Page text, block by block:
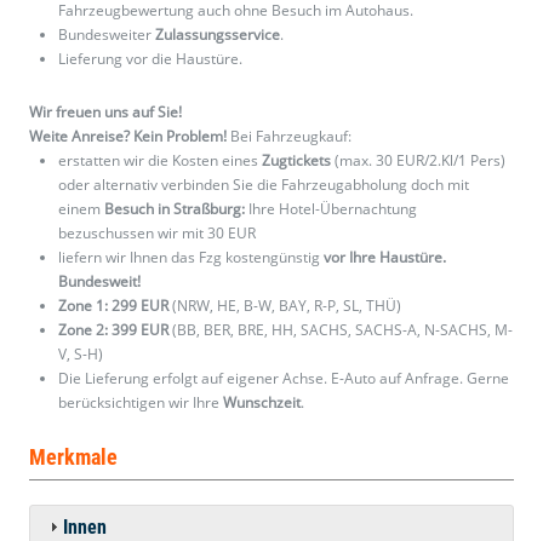
Fahrzeugbewertung auch ohne Besuch im Autohaus.
BundesweiterZulassungsservice.
Lieferung vor die Haustüre.
Wir freuen uns auf Sie!
Weite Anreise? Kein Problem! Bei Fahrzeugkauf:
erstatten wir die Kosten eines Zugtickets(max. 30 EUR/2.Kl/1 Pers)
oder alternativ verbinden Sie die Fahrzeugabholung doch mit
einem Besuch in Straßburg: Ihre Hotel-Übernachtung
bezuschussen wir mit 30 EUR
liefern wir Ihnen das Fzg kostengünstig vor Ihre Haustüre.
Bundesweit!
Zone 1: 299 EUR(NRW, HE, B-W, BAY, R-P, SL, THÜ)
Zone 2: 399 EUR(BB, BER, BRE, HH, SACHS, SACHS-A, N-SACHS, M-
V, S-H)
Die Lieferung erfolgt auf eigener Achse. E-Auto auf Anfrage. Gerne
berücksichtigen wir Ihre Wunschzeit.
Merkmale
Innen